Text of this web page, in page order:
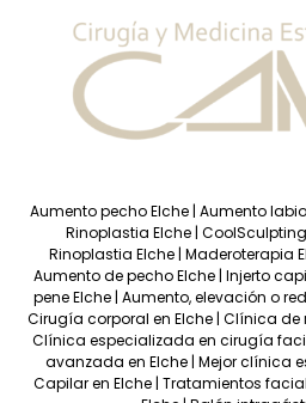
Aumento pecho Elche | Aumento
Rinoplastia Elche|
Rinoplastia Elche | Maderoterapia
Aumento de pecho Elche| Injerto
pene Elche | Aumento, elevación o
Cirugía corporal en Elche | Clínica de
Clínica especializada en cirugía
avanzada en Elche | Mejor clínica
Capilar en Elche | Tratamientos